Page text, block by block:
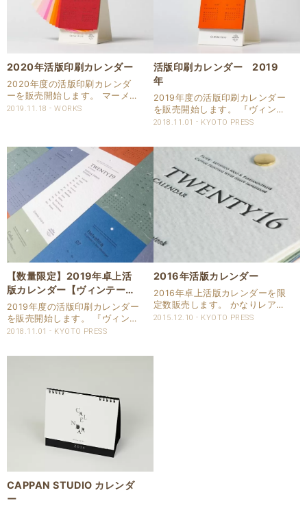
2020年活版印刷カレンダー
2020年度の活版印刷カレンダ
ーを販売開始します。 マーメイ
ド版 活版印刷カレンダー
ー。 穏やかな波のような紙の織
り模..
2019.11.18 WORKS
活版印刷カレンダー 2019
年
2019年度の活版印刷カレンダー
を販売開始します。 『ヴィンテ
ージペーパー』と『マーメイ
ます。 共に数量限定となりま
す。 コチラで販売しています。
<<マーメイド版>>..
2018.11.01 KYOTO PRESS
【数量限定】2019年卓上活
版カレンダー【ヴィンテージ
ペーパー】
2019年度の活版印刷カレンダー
を販売開始します。 『ヴィンテ
ージペーパー』と「マーメイ
ます。 共に数量限定となりま
2018.11.01 KYOTO PRESS
2016年活版カレンダー
2016年卓上活版カレンダーを限
定数販売します。 かなりレアな
商品になると思います。 12月
2015.12.10 KYOTO PRESS
CAPPAN STUDIO カレンダ
ー